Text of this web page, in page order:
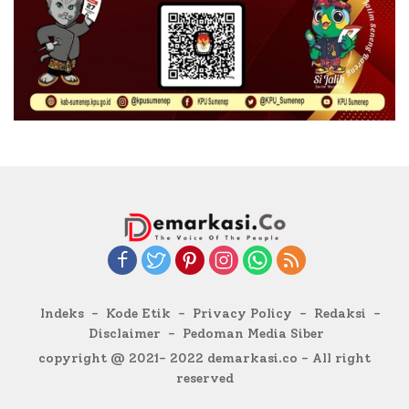
Indeks Kode Etik Privacy Policy
Redaksi
Disclaimer
Pedoman Media Siber
copyright @ 2021- 2022 demarkasi.co - All right
reserved